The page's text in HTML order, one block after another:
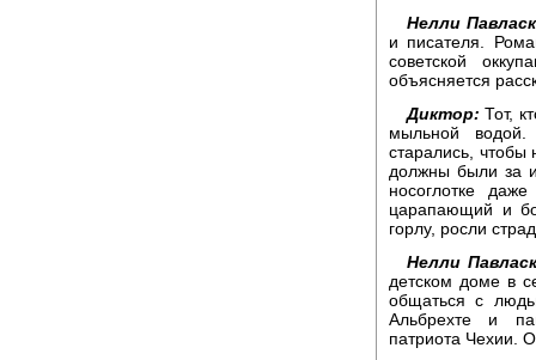
Нелли
и писателя.
советской
объясняется
Диктор: Тот,
мыльной
старались, чтобы
должны были за
носоглотке
царапающий и
горлу, росли
Нелли
детском доме в
общаться с
Альбрехте и
патриота Чехии.